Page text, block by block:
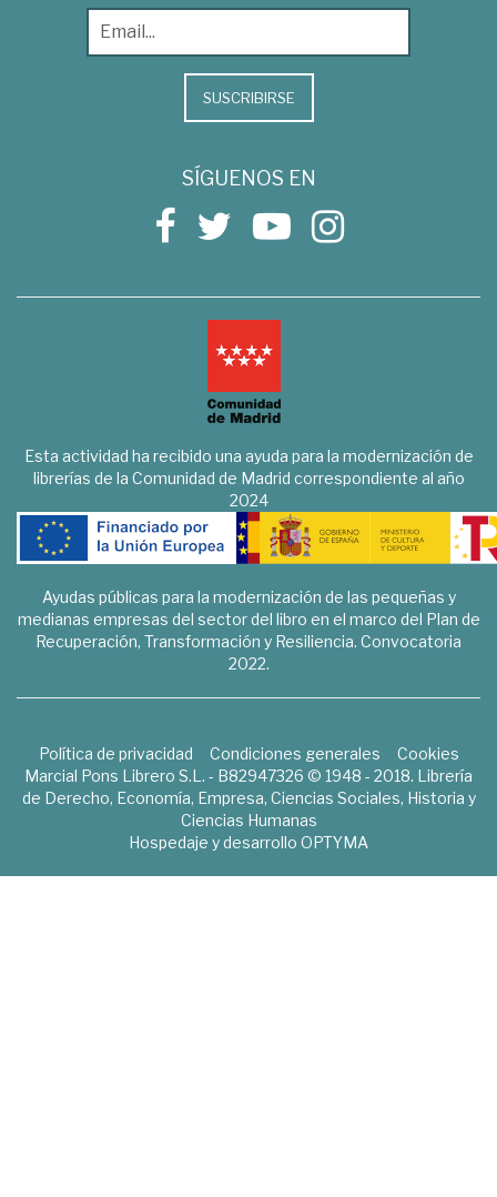
SUSCRIBIRSE
SÍGUENOS EN
Esta actividad ha recibido una ayuda para la modernización de
librerías de la Comunidad de Madrid correspondiente al año
2024
Ayudas públicas para la modernización de las pequeñas y
medianas empresas del sector del libro en el marco del Plan de
Recuperación, Transformación y Resiliencia. Convocatoria
2022.
Política de privacidad Condiciones generales
Cookies
Marcial Pons Librero S.L. - B82947326 © 1948 - 2018. Librería
de Derecho, Economía, Empresa, Ciencias Sociales, Historia y
Ciencias Humanas
Hospedaje y desarrollo OPTYMA